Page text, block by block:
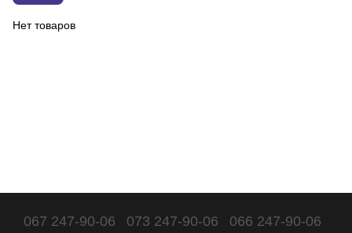
Нет товаров
067 247-90-06 073 247-90-06 066 247-90-06